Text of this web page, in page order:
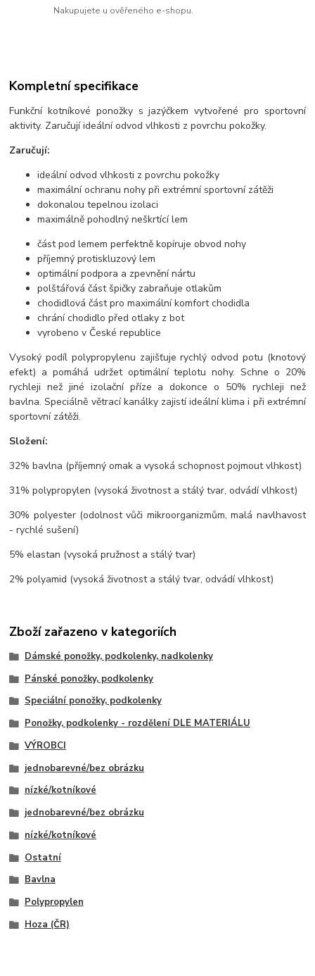
Nakupujete u ověřeného e-shopu.
Kompletní specifikace
Funkční kotníkové ponožky s jazýčkem vytvořené pro sportovní
aktivity. Zaručují ideální odvod vlhkosti z povrchu pokožky.
Zaručují:
ideální odvod vlhkosti z povrchu pokožky
maximální ochranu nohy při extrémní sportovní zátěži
dokonalou tepelnou izolaci
maximálně pohodlný neškrtící lem
část pod lemem perfektně kopíruje obvod nohy
příjemný protiskluzový lem
optimální podpora a zpevnění nártu
polštářová část špičky zabraňuje otlakům
chodidlová část pro maximální komfort chodidla
chrání chodidlo před otlaky z bot
vyrobeno v České republice
Vysoký podíl polypropylenu zajišťuje rychlý odvod potu (knotový
efekt) a pomáhá udržet optimální teplotu nohy. Schne o 20%
rychleji než jiné izolační příze a dokonce o 50% rychleji než
bavlna. Speciálně větrací kanálky zajistí ideální klima i při extrémní
sportovní zátěži.
Složení:
32% bavlna (příjemný omak a vysoká schopnost pojmout vlhkost)
31% polypropylen (vysoká životnost a stálý tvar, odvádí vlhkost)
30% polyester (odolnost vůči mikroorganizmům, malá navlhavost
- rychlé sušení)
5% elastan (vysoká pružnost a stálý tvar)
2% polyamid (vysoká životnost a stálý tvar, odvádí vlhkost)
Zboží zařazeno v kategoriích
Dámské ponožky, podkolenky, nadkolenky
Pánské ponožky, podkolenky
Speciální ponožky, podkolenky
Ponožky, podkolenky - rozdělení DLE MATERIÁLU
VÝROBCI
jednobarevné/bez obrázku
nízké/kotníkové
jednobarevné/bez obrázku
nízké/kotníkové
Ostatní
Bavlna
Polypropylen
Hoza (ČR)